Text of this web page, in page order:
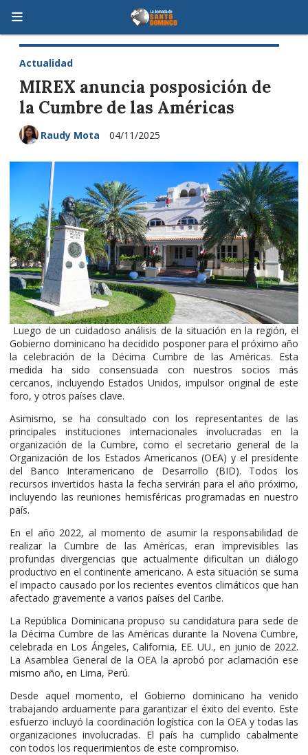
MIREX anuncia posposición de
la Cumbre de las Américas
Actualidad
04/11/2025
Raudy Mota
Luego de un cuidadoso análisis de la situación en la región, el
Gobierno dominicano ha decidido posponer para el próximo año
la celebración de la Décima Cumbre de las Américas. Esta
medida ha sido consensuada con nuestros socios más
cercanos, incluyendo Estados Unidos, impulsor original de este
foro, y otros países clave.
Asimismo, se ha consultado con los representantes de las
principales instituciones internacionales involucradas en la
organización de la Cumbre, como el secretario general de la
Organización de los Estados Americanos (OEA) y el presidente
del Banco Interamericano de Desarrollo (BID). Todos los
recursos invertidos hasta la fecha servirán para el año próximo,
incluyendo las reuniones hemisféricas programadas en nuestro
país.
En el año 2022, al momento de asumir la responsabilidad de
realizar la Cumbre de las Américas, eran imprevisibles las
profundas divergencias que actualmente dificultan un diálogo
productivo en el continente americano. A esta situación se suma
el impacto causado por los recientes eventos climáticos que han
afectado gravemente a varios países del Caribe.
La República Dominicana propuso su candidatura para sede de
la Décima Cumbre de las Américas durante la Novena Cumbre,
celebrada en Los Ángeles, California, EE. UU., en junio de 2022.
La Asamblea General de la OEA la aprobó por aclamación ese
mismo año, en Lima, Perú.
Desde aquel momento, el Gobierno dominicano ha venido
trabajando arduamente para garantizar el éxito del evento. Este
esfuerzo incluyó la coordinación logística con la OEA y todas las
organizaciones involucradas. El país ha cumplido cabalmente
con todos los requerimientos de este compromiso.